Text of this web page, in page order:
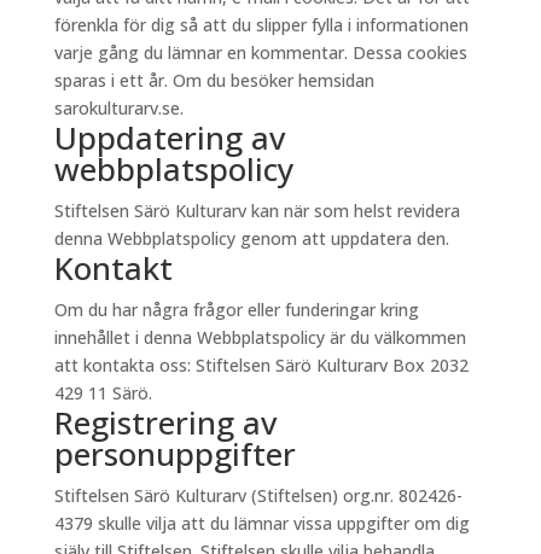
förenkla för dig så att du slipper fylla i informationen
varje gång du lämnar en kommentar. Dessa cookies
sparas i ett år. Om du besöker hemsidan
sarokulturarv.se.
Uppdatering av
webbplatspolicy
Stiftelsen Särö Kulturarv kan när som helst revidera
denna Webbplatspolicy genom att uppdatera den.
Kontakt
Om du har några frågor eller funderingar kring
innehållet i denna Webbplatspolicy är du välkommen
att kontakta oss: Stiftelsen Särö Kulturarv Box 2032
429 11 Särö.
Registrering av
personuppgifter
Stiftelsen Särö Kulturarv (Stiftelsen) org.nr. 802426-
4379 skulle vilja att du lämnar vissa uppgifter om dig